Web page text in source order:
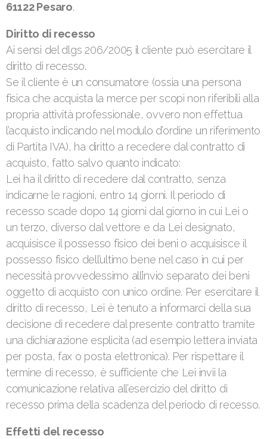
61122 Pesaro.
Diritto di recesso
Ai sensi del dlgs 206/2005 il cliente può esercitare il
diritto di recesso.
Se il cliente è un consumatore (ossia una persona
fisica che acquista la merce per scopi non riferibili alla
propria attività professionale, ovvero non effettua
l’acquisto indicando nel modulo d’ordine un riferimento
di Partita IVA), ha diritto a recedere dal contratto di
acquisto, fatto salvo quanto indicato:
Lei ha il diritto di recedere dal contratto, senza
indicarne le ragioni, entro 14 giorni. Il periodo di
recesso scade dopo 14 giorni dal giorno in cui Lei o
un terzo, diverso dal vettore e da Lei designato,
acquisisce il possesso fisico dei beni o acquisisce il
possesso fisico dell’ultimo bene nel caso in cui per
necessità provvedessimo all’invio separato dei beni
oggetto di acquisto con unico ordine. Per esercitare il
diritto di recesso, Lei è tenuto a informarci della sua
decisione di recedere dal presente contratto tramite
una dichiarazione esplicita (ad esempio lettera inviata
per posta, fax o posta elettronica). Per rispettare il
termine di recesso, è sufficiente che Lei invii la
comunicazione relativa all’esercizio del diritto di
recesso prima della scadenza del periodo di recesso.
Effetti del recesso